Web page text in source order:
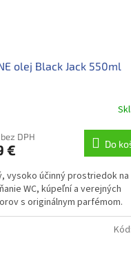
olej Black Jack 550ml
DPH
€ Do
vysoko účinný prostriedok na
WC, kúpeľní a verejných
s originálnym parfémom.
Kód: